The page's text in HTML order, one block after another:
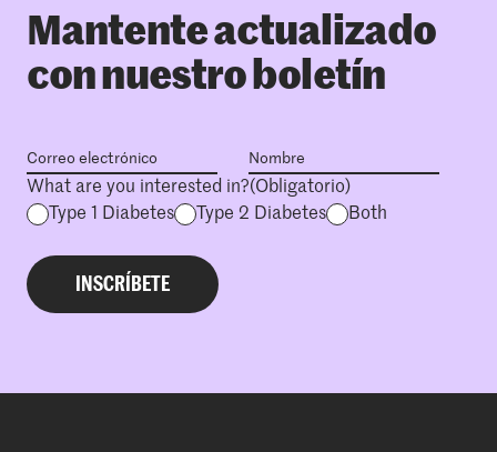
Mantente actualizado
con nuestro boletín
What are you interested in?(Obligatorio)
Type 1 Diabetes
Type 2 Diabetes Both